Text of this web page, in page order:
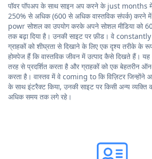
पॉवर पॉपअप के साथ साइन अप करने के just months
250% से अधिक (600 से अधिक वास्तविक संपर्क) करने
powr सोशल का उपयोग करके अपने सोशल मीडिया को
तक बढ़ा दिया है। उनकी साइट पर फ़ीड। वे
ग्राहकों को शीघ्रता से दिखाने के लिए एक दृश्य तरीके के
होमपेज हैं कि वास्तविक जीवन में उत्पाद कैसे दिखते हैं। यह
तरह से प्रदर्शित करता है और ग्राहकों को एक बेहतरीन
करता है। वास्तव में वे coming to कि विज़िटर जिन्होंने
के साथ इंटरैक्ट किया, उनकी साइट पर किसी अन्य व्यक्ति
अधिक समय तक लगे रहे।